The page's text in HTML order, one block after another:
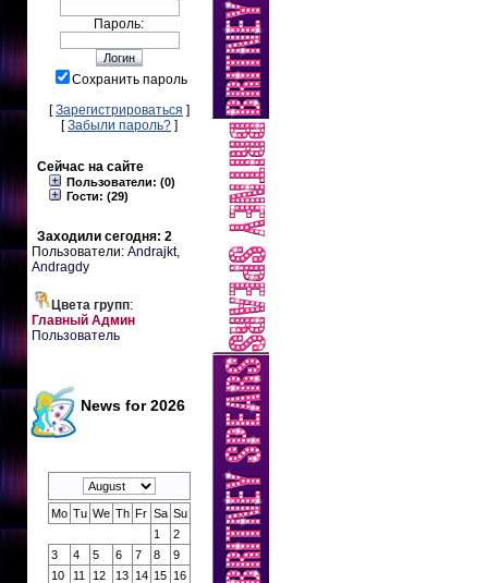
Пароль:
Сохранить пароль
[Зарегистрироваться ]
[Забыли пароль? ]
Сейчас на сайте
Пользователи: (0)
Гости: (29)
Заходили сегодня: 2
Пользователи:Andrajkt,
Andragdy
Цвета групп:
Главный Админ
Пользователь
News for 2026
Mo Tu We Th Fr Sa Su
1
2
3
4 5 6 7 8
9
10
11 12 13 14 15 16